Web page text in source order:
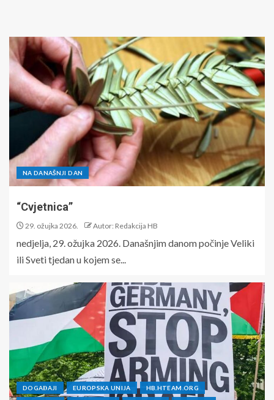
NA DANAŠNJI DAN
“Cvjetnica”
29. ožujka 2026. Autor: Redakcija HB
nedjelja, 29. ožujka 2026. Današnjim danom počinje Veliki
ili Sveti tjedan u kojem se...
DOGAĐAJI EUROPSKA UNIJA HB.HTEAM.ORG